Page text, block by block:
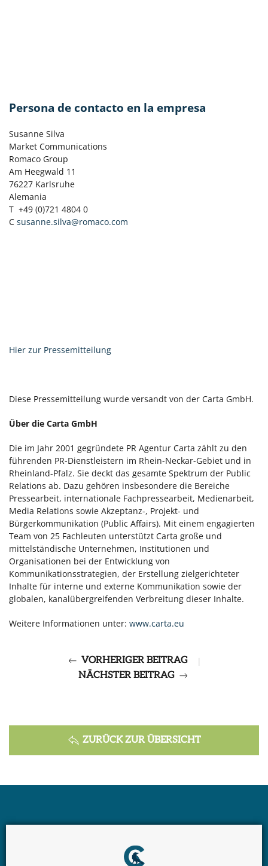
Persona de contacto en la empresa
Susanne Silva
Market Communications
Romaco Group
Am Heegwald 11
76227 Karlsruhe
Alemania
T +49 (0)721 4804 0
C susanne.silva@romaco.com
Hier zur Pressemitteilung
Diese Pressemitteilung wurde versandt von der Carta GmbH.
Über die Carta GmbH
Die im Jahr 2001 gegründete PR Agentur Carta zählt zu den
führenden PR-Dienstleistern im Rhein-Neckar-Gebiet und in
Rheinland-Pfalz. Sie deckt das gesamte Spektrum der Public
Relations ab. Dazu gehören insbesondere die Bereiche
Pressearbeit, internationale Fachpressearbeit, Medienarbeit,
Media Relations sowie Akzeptanz-, Projekt- und
Bürgerkommunikation (Public Affairs). Mit einem engagierten
Team von 25 Fachleuten unterstützt Carta große und
mittelständische Unternehmen, Institutionen und
Organisationen bei der Entwicklung von
Kommunikationsstrategien, der Erstellung zielgerichteter
Inhalte für interne und externe Kommunikation sowie der
globalen, kanalübergreifenden Verbreitung dieser Inhalte.
Weitere Informationen unter: www.carta.eu
VORHERIGER BEITRAG
|
NÄCHSTER BEITRAG
ZURÜCK ZUR ÜBERSICHT